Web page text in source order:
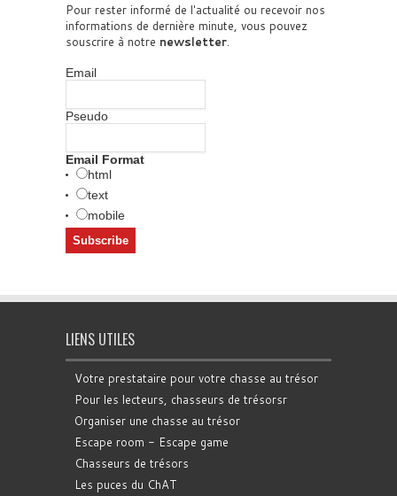
Pour rester informé de l'actualité ou recevoir nos
informations de dernière minute, vous pouvez
souscrire à notre newsletter.
Email
Pseudo
Email Format
html
text
mobile
LIENS UTILES
Votre prestataire pour votre chasse au trésor
Pour les lecteurs, chasseurs de trésorsr
Organiser une chasse au trésor
Escape room - Escape game
Chasseurs de trésors
Les puces du ChAT